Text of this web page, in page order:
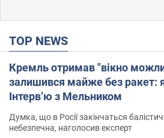
TOP NEWS
Кремль отримав "вікно
залишився майже без ракет:
Інтерв’ю з Мельником
Думка, що в Росії закінчаться
небезпечна, наголосив експерт